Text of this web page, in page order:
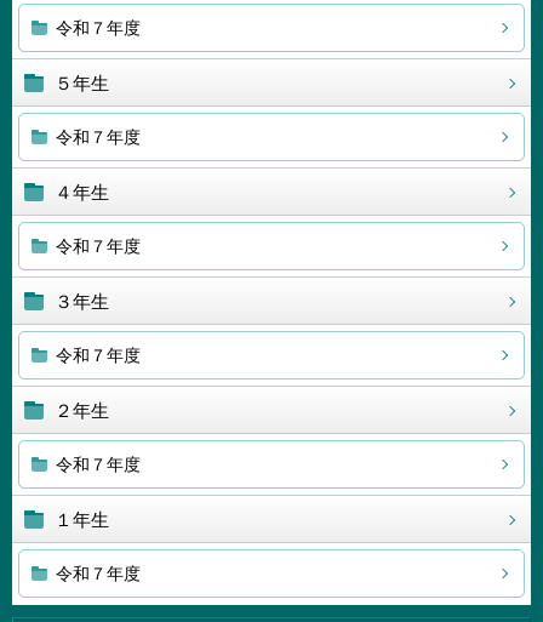
令和７年度
５年生
令和７年度
４年生
令和７年度
３年生
令和７年度
２年生
令和７年度
１年生
令和７年度